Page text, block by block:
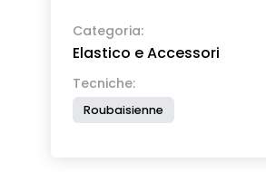
Categoria:
Elastico e Accessori
Tecniche:
Roubaisienne